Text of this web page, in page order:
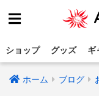
ショップ グッズ ギ
ホーム ブログ